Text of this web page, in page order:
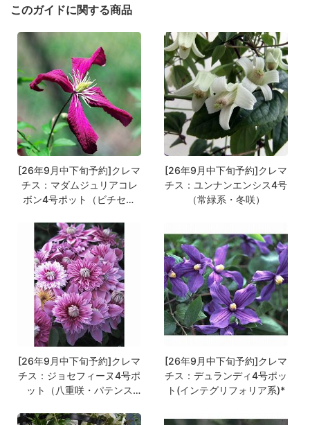
このガイドに関する商品
[26年9月中下旬予約]クレマ
チス：マダムジュリアコレ
ボン4号ポット（ビチセラ
[26年9月中下旬予約]クレマ
チス：ユンナンエンシス4号
（常緑系・冬咲）
[26年9月中下旬予約]クレマ
チス：ジョセフィーヌ4号ポ
ット（八重咲・パテンス
[26年9月中下旬予約]クレマ
チス：デュランディ4号ポッ
ト(インテグリフォリア系)*